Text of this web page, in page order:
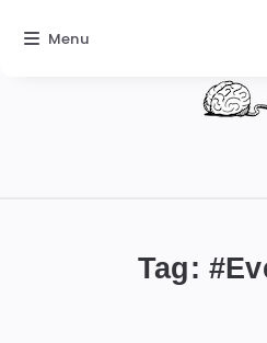
Tag: #
Menu